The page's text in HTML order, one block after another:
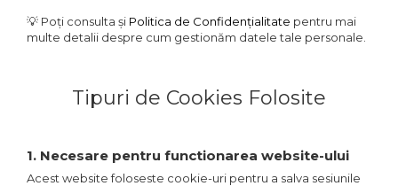
💡 Poți consulta și Politica de Confidențialitate pentru mai
multe detalii despre cum gestionăm datele tale personale.
Tipuri de Cookies Folosite
1. Necesare pentru functionarea website-ului
Acest website foloseste cookie-uri pentru a salva sesiunile